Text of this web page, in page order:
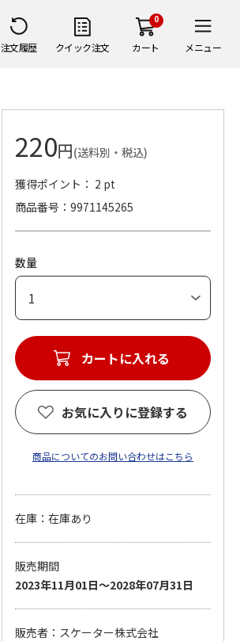
注文履歴 クイック注文
0
カート メニュー
220円(送料別・税込)
獲得ポイント： 2 pt
商品番号
9971145265
数量
カートに入れる
お気に入りに登録する
商品についてのお問い合わせはこちら
在庫：在庫あり
販売期間
2023年11月01日～2028年07月31日
販売者：スケーター株式会社